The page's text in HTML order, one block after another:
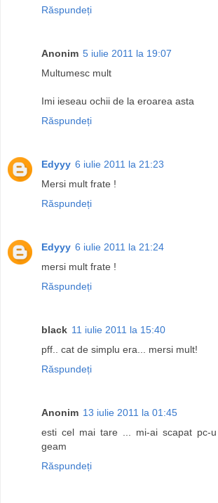
Răspundeți
Anonim 5 iulie 2011 la 19:07
Multumesc mult
Imi ieseau ochii de la eroarea asta
Răspundeți
Edyyy 6 iulie 2011 la 21:23
Mersi mult frate !
Răspundeți
Edyyy 6 iulie 2011 la 21:24
mersi mult frate !
Răspundeți
black 11 iulie 2011 la 15:40
pff.. cat de simplu era... mersi mult!
Răspundeți
Anonim 13 iulie 2011 la 01:45
esti cel mai tare ... mi-ai scapat pc-
geam
Răspundeți